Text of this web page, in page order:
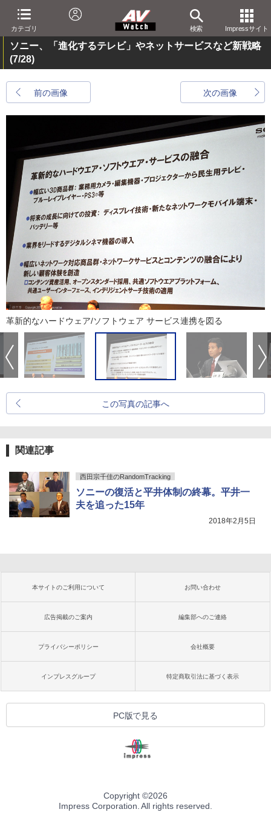
カテゴリ 検索 Impressサイト
ソニー、「進化するテレビ」やネットサービスなど新戦略
(7/28)
前の画像 次の画像
革新的なハードウェア/ソフトウェア サービス連携を図る
この写真の記事へ
関連記事
西田宗千佳のRandomTracking
ソニーの復活と平井体制の終幕。平井一
夫を追った15年
2018年2月5日
本サイトのご利用について お問い合わせ
広告掲載のご案内 編集部へのご連絡
プライバシーポリシー 会社概要
インプレスグループ 特定商取引法に基づく表示
PC版で見る
Copyright ©2026
Impress Corporation. All rights reserved.